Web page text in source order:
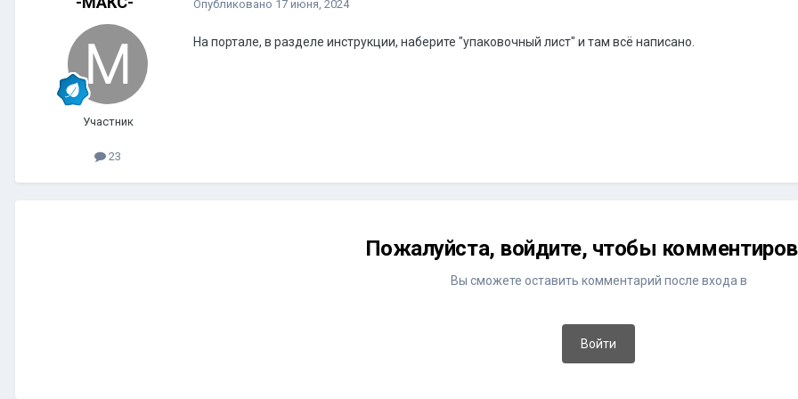
Участник
23
Опубликовано 17 июня, 2024
На портале, в разделе инструкции, наберите "упаковочный лист" и там всё написано.
Пожалуйста, войдите, чтобы
Вы сможете оставить комментарий после входа в
Войти